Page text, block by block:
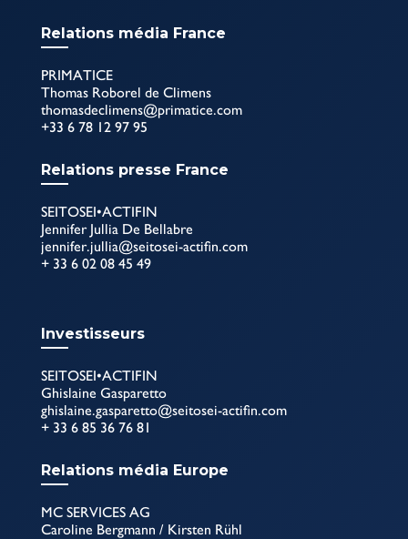
Relations média France
PRIMATICE
Thomas Roborel de Climens
thomasdeclimens@primatice.com
+33 6 78 12 97 95
Relations presse France
SEITOSEI•ACTIFIN
Jennifer Jullia De Bellabre
jennifer.jullia@seitosei-actifin.com
+ 33 6 02 08 45 49
Investisseurs
SEITOSEI•ACTIFIN
Ghislaine Gasparetto
ghislaine.gasparetto@seitosei-actifin.com
+ 33 6 85 36 76 81
Relations média Europe
MC SERVICES AG
Caroline Bergmann / Kirsten Rühl